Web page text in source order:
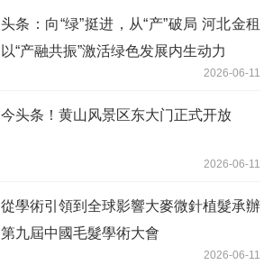
头条：向“绿”挺进，从“产”破局 河北金租
以“产融共振”激活绿色发展内生动力
2026-06-11
今头条！黄山风景区东大门正式开放
2026-06-11
從學術引領到全球影響大麥微針植髮承辦
第九屆中國毛髮學術大會
2026-06-11